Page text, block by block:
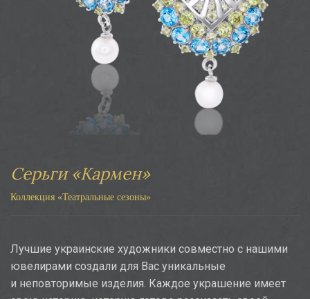
Серьги «Кармен»
Коллекция «Театральные сезоны»
Лучшие украинские художники совместно с нашими
ювелирами создали для Вас уникальные
и неповторимые изделия. Каждое украшение имеет